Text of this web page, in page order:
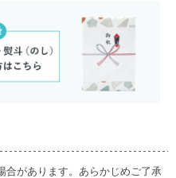
があります。あらかじめご了承